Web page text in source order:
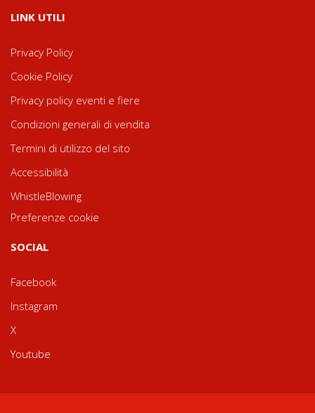
LINK UTILI
Privacy Policy
Cookie Policy
Privacy policy eventi e fiere
Condizioni generali di vendita
Termini di utilizzo del sito
Accessibilità
WhistleBlowing
Preferenze cookie
SOCIAL
Facebook
Instagram
X
Youtube